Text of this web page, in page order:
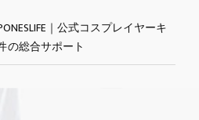
｜公式コスプレイヤーキ
の総合サポート